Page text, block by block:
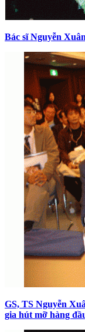
Bác sĩ Nguyễn
GS, TS Nguyễn
gia hút mỡ hàng